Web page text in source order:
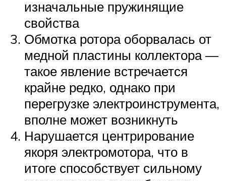
изначальные пружинящие
свойства
Обмотка ротора оборвалась от
медной пластины коллектора —
такое явление встречается
крайне редко, однако при
перегрузке электроинструмента,
вполне может возникнуть
Нарушается центрирование
якоря электромотора, что в
итоге способствует сильному